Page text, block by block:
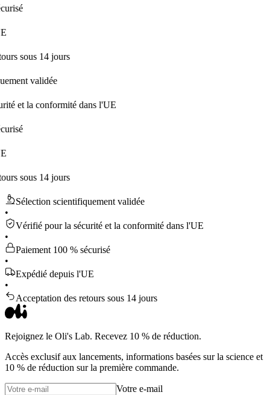
14 jours
validée
conformité dans l'UE
14 jours
Sélection scientifiquement validée
•
Vérifié pour la sécurité et la conformité dans l'UE
•
Paiement 100 % sécurisé
•
Expédié depuis l'UE
•
Acceptation des retours sous 14 jours
Rejoignez le Oli's Lab. Recevez 10 % de réduction.
Accès exclusif aux lancements, informations basées sur la science et
10 % de réduction sur la première commande.
Votre e-mail